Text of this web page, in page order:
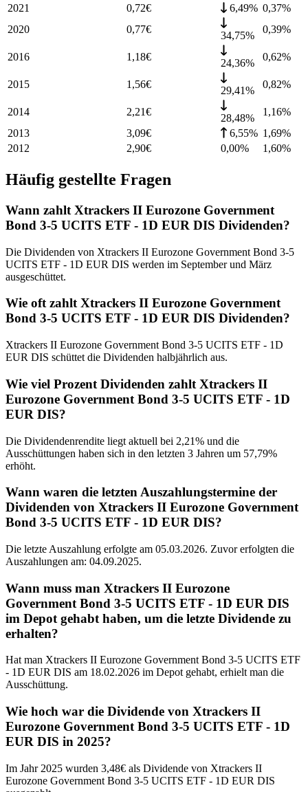
2021
0,72€ 6,49% 0,37%
2020
0,77€
34,75%
0,39%
2016 1,18€
24,36%
0,62%
2015 1,56€
29,41%
0,82%
2014 2,21€
28,48%
1,16%
2013
3,09€ 6,55% 1,69%
2012
2,90€ 0,00% 1,60%
Häufig gestellte Fragen
Wann zahlt Xtrackers II Eurozone Government
Bond 3-5 UCITS ETF - 1D EUR DIS Dividenden?
Die Dividenden von Xtrackers II Eurozone Government Bond 3-5
UCITS ETF - 1D EUR DIS werden im September und März
ausgeschüttet.
Wie oft zahlt Xtrackers II Eurozone Government
Bond 3-5 UCITS ETF - 1D EUR DIS Dividenden?
Xtrackers II Eurozone Government Bond 3-5 UCITS ETF - 1D
EUR DIS schüttet die Dividenden halbjährlich aus.
Wie viel Prozent Dividenden zahlt Xtrackers II
Eurozone Government Bond 3-5 UCITS ETF - 1D
EUR DIS?
Die Dividendenrendite liegt aktuell bei 2,21% und die
Ausschüttungen haben sich in den letzten 3 Jahren um 57,79%
erhöht.
Wann waren die letzten Auszahlungstermine der
Dividenden von Xtrackers II Eurozone Government
Bond 3-5 UCITS ETF - 1D EUR DIS?
Die letzte Auszahlung erfolgte am 05.03.2026. Zuvor erfolgten die
Auszahlungen am: 04.09.2025.
Wann muss man Xtrackers II Eurozone
Government Bond 3-5 UCITS ETF - 1D EUR DIS
im Depot gehabt haben, um die letzte Dividende zu
erhalten?
Hat man Xtrackers II Eurozone Government Bond 3-5 UCITS ETF
- 1D EUR DIS am 18.02.2026 im Depot gehabt, erhielt man die
Ausschüttung.
Wie hoch war die Dividende von Xtrackers II
Eurozone Government Bond 3-5 UCITS ETF - 1D
EUR DIS in 2025?
Im Jahr 2025 wurden 3,48€ als Dividende von Xtrackers II
Eurozone Government Bond 3-5 UCITS ETF - 1D EUR DIS